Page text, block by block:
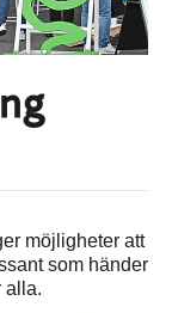
möjligheter att
som händer
alla.